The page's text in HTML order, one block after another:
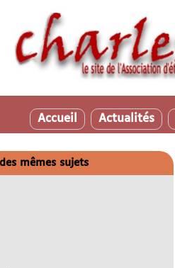
Accueil Actualités
mêmes sujets